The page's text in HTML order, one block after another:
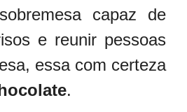
capaz de
e reunir pessoas
essa com certeza
.